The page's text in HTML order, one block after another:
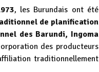
, les Burundais ont été
de planification
des Barundi, Ingoma
des producteurs
traditionnellement